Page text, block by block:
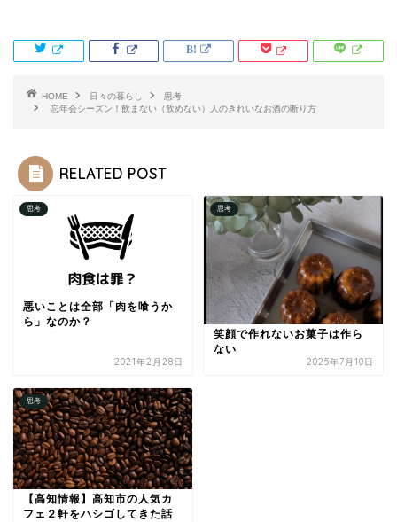
HOME 日々の暮らし
思考
忘年会シーズン！飲まない（飲めない）人のきれいなお酒の断り方
RELATED POST
思考
悪いことは全部「肉を喰うか
ら」なのか？
2021年2月28日
思考
笑顔で作れないお菓子は作ら
ない
2025年7月10日
思考
【高知情報】高知市の人気カ
フェ２軒をハシゴしてきた話